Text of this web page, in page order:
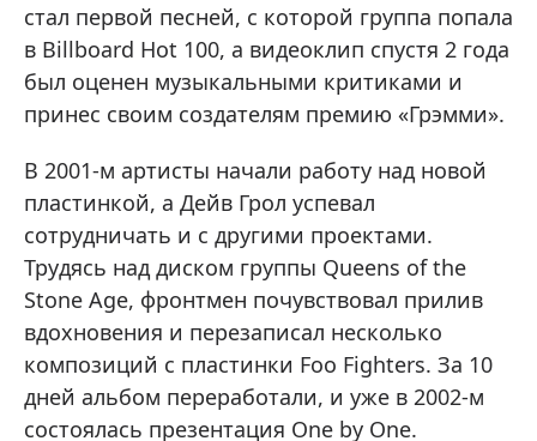
стал первой песней, с которой группа попала
в Billboard Hot 100, а видеоклип спустя 2 года
был оценен музыкальными критиками и
принес своим создателям премию «Грэмми».
В 2001-м артисты начали работу над новой
пластинкой, а Дейв Грол успевал
сотрудничать и с другими проектами.
Трудясь над диском группы Queens of the
Stone Age, фронтмен почувствовал прилив
вдохновения и перезаписал несколько
композиций с пластинки Foo Fighters. За 10
дней альбом переработали, и уже в 2002-м
состоялась презентация One by One.